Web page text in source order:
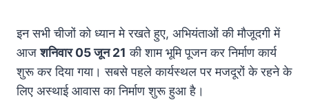
इन सभी चीजों को ध्यान मे रखते हुए, अभियंताओं की मौजूदगी में
आजशनिवार 05 जून 21 की शाम भूमि पूजन कर निर्माण कार्य
शुरू कर दिया गया। सबसे पहले कार्यस्थल पर मजदूरों के रहने के
लिए अस्थाई आवास का निर्माण शुरू हुआ है।